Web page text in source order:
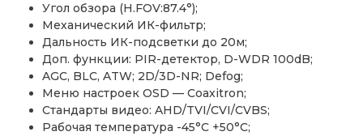
Угол обзора (H.FOV:87.4°);
Механический ИК-фильтр;
Дальность ИК-подсветки до 20м;
Доп. функции: PIR-детектор, D-WDR 100dB;
AGC, BLC, ATW; 2D/3D-NR; Defog;
Меню настроек OSD — Coaxitron;
Стандарты видео: AHD/TVI/CVI/CVBS;
Рабочая температура -45°С +50°С;